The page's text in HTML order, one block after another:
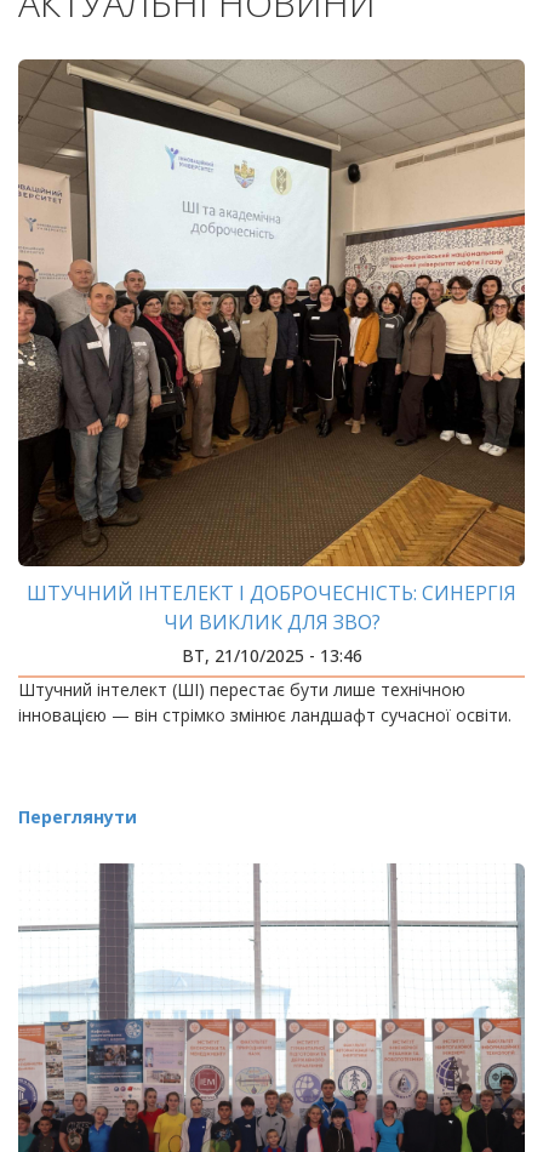
ШТУЧНИЙ ІНТЕЛЕКТ І ДОБРОЧЕСНІСТЬ: СИНЕРГІЯ
ЧИ ВИКЛИК ДЛЯ ЗВО?
ВТ, 21/10/2025 - 13:46
Штучний інтелект (ШІ) перестає бути лише технічною
інновацією — він стрімко змінює ландшафт сучасної освіти.
Переглянути